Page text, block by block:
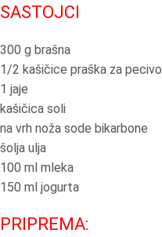
SASTOJCI
300 g brašna
1/2 kašičice praška za pecivo
1 jaje
kašičica soli
na vrh noža sode bikarbone
šolja ulja
100 ml mleka
150 ml jogurta
PRIPREMA: